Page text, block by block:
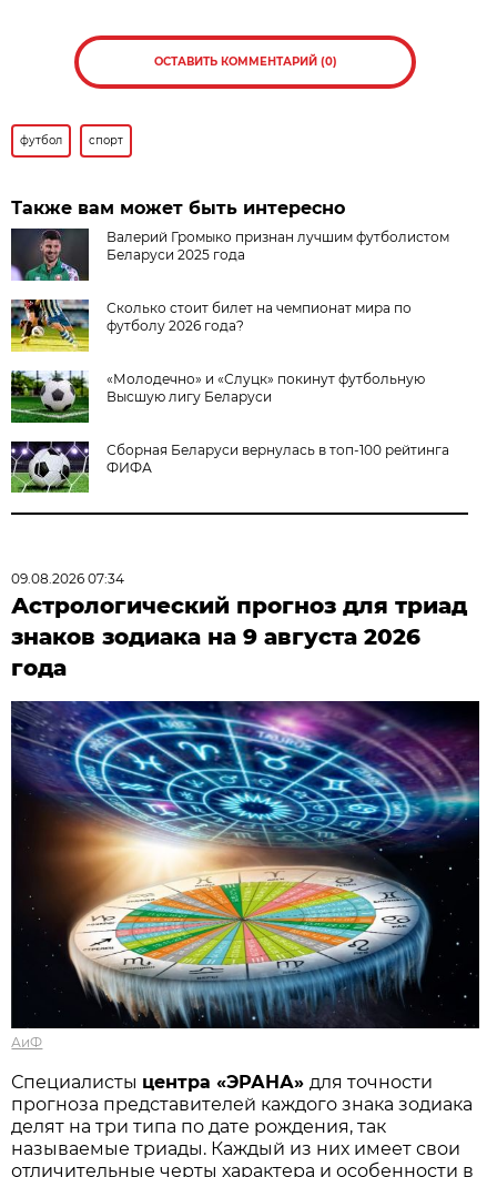
ОСТАВИТЬ КОММЕНТАРИЙ (0)
футбол спорт
Также вам может быть интересно
Валерий Громыко признан лучшим футболистом
Беларуси 2025 года
Сколько стоит билет на чемпионат мира по
футболу 2026 года?
«Молодечно» и «Слуцк» покинут футбольную
Высшую лигу Беларуси
Сборная Беларуси вернулась в топ-100 рейтинга
ФИФА
09.08.2026 07:34
Астрологический прогноз для триад
знаков зодиака на 9 августа 2026
года
АиФ
Специалисты центра «ЭРАНА»для точности
прогноза представителей каждого знака зодиака
делят на три типа по дате рождения, так
называемые триады. Каждый из них имеет свои
отличительные черты характера и особенности в